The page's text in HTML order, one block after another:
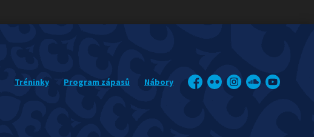
Tréninky Program zápasů Nábory Facebook
FlickrInstagramSoundcloud
YouTube